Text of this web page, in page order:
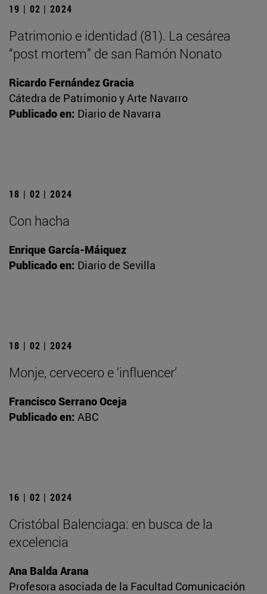
19 | 02 | 2024
Patrimonio e identidad (81). La cesárea
“post mortem” de san Ramón Nonato
Ricardo Fernández Gracia
Cátedra de Patrimonio y Arte Navarro
Publicado en: Diario de Navarra
18 | 02 | 2024
Con hacha
Enrique García-Máiquez
Publicado en: Diario de Sevilla
18 | 02 | 2024
Monje, cervecero e ‘influencer’
Francisco Serrano Oceja
Publicado en: ABC
16 | 02 | 2024
Cristóbal Balenciaga: en busca de la
excelencia
Ana Balda Arana
Profesora asociada de la Facultad Comunicación